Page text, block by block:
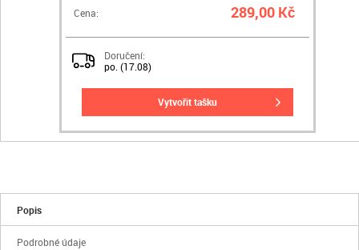
Cena: 289,00 Kč
Doručení:
po. (17.08)
vytvořit tašku
Popis
Podrobné údaje